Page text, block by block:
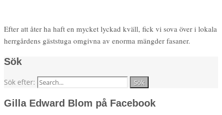
Efter att åter ha haft en mycket lyckad kväll, fick vi sova över i lokala
herrgårdens gäststuga omgivna av enorma mängder fasaner.
Sök
Sök efter:
Gilla Edward Blom på Facebook